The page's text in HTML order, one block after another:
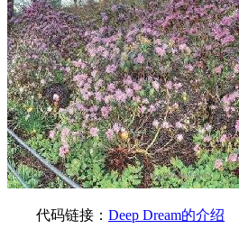
代码链接： Deep Dream的介绍